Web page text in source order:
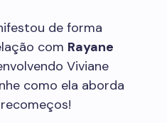
de forma
com Rayane
Viviane
como ela aborda